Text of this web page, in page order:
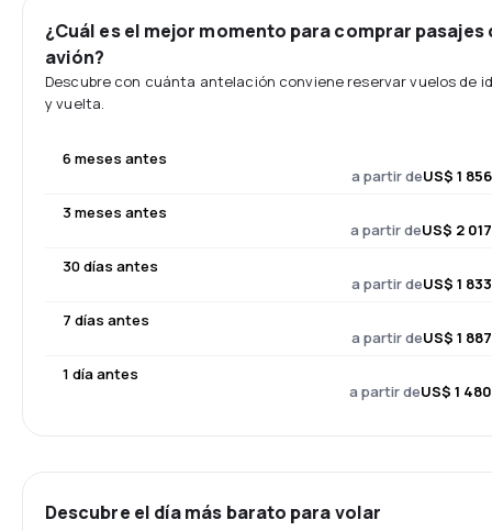
¿Cuál es el mejor momento para comprar pasajes
avión?
Descubre con cuánta antelación conviene reservar vuelos de
y vuelta.
6 meses antes
a partir deUS$ 1 856
3 meses antes
a partir deUS$ 2 017
30 días antes
a partir deUS$ 1 833
7 días antes
a partir deUS$ 1 887
1 día antes
a partir deUS$ 1 480
Descubre el día más barato para volar